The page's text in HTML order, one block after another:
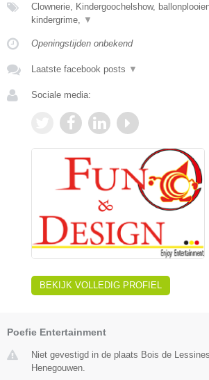
Clownerie, Kindergoochelshow,
kindergrime,
▼
Openingstijden onbekend
Laatste facebook posts ▼
Sociale media:
BEKIJK VOLLEDIG PROFIEL
Poefie Entertainment
Niet gevestigd in de plaats Bois de
Henegouwen.